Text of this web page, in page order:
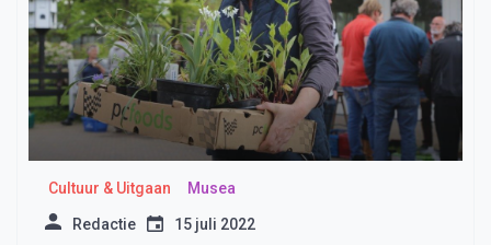
Cultuur & Uitgaan Musea
Redactie 15 juli 2022